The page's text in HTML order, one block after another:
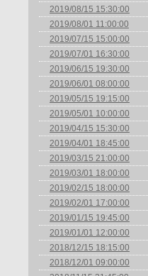
2019/08/15 15:30:00
2019/08/01 11:00:00
2019/07/15 15:00:00
2019/07/01 16:30:00
2019/06/15 19:30:00
2019/06/01 08:00:00
2019/05/15 19:15:00
2019/05/01 10:00:00
2019/04/15 15:30:00
2019/04/01 18:45:00
2019/03/15 21:00:00
2019/03/01 18:00:00
2019/02/15 18:00:00
2019/02/01 17:00:00
2019/01/15 19:45:00
2019/01/01 12:00:00
2018/12/15 18:15:00
2018/12/01 09:00:00